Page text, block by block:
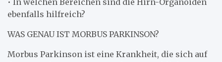
ebenfalls hilfreich?
WAS GENAU IST MORBUS PARKINSON?
Morbus Parkinson ist eine Krankheit, die sich auf